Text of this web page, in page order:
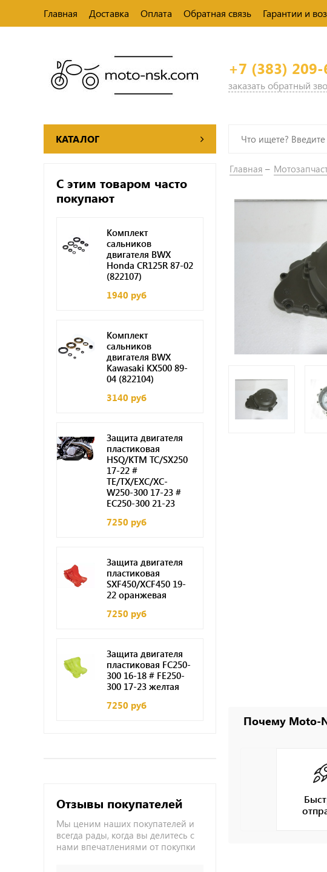
Главная Доставка Оплата Обратная связь Гарантии и
+7 (383)
заказать обратный
КАТАЛОГ
С этим товаром часто
покупают
Комплект
сальников
двигателя BWX
Honda CR125R 87-02
(822107)
1940 руб
Комплект
сальников
двигателя BWX
Kawasaki KX500 89-
04 (822104)
3140 руб
Защита двигателя
пластиковая
HSQ/KTM TC/SX250
17-22 #
TE/TX/EXC/XC-
W250-300 17-23 #
EC250-300 21-23
7250 руб
Защита двигателя
пластиковая
SXF450/XCF450 19-
22 оранжевая
7250 руб
Защита двигателя
пластиковая FC250-
300 16-18 # FE250-
300 17-23 желтая
7250 руб
Отзывы покупателей
Мы ценим наших покупателей и
всегда рады, когда вы делитесь с
нами впечатлениями от покупки
Главная
Почему Moto-